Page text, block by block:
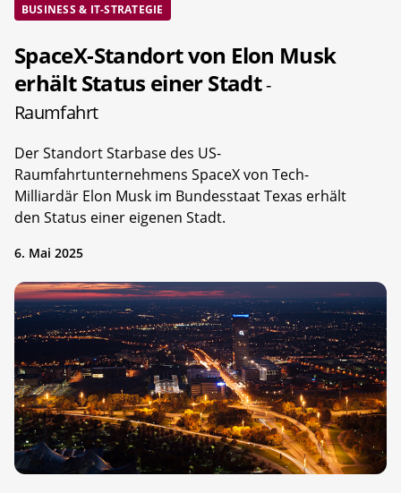
BUSINESS & IT-STRATEGIE
SpaceX-Standort von Elon Musk
erhält Status einer Stadt-
Raumfahrt
Der Standort Starbase des US-
Raumfahrtunternehmens SpaceX von Tech-
Milliardär Elon Musk im Bundesstaat Texas erhält
den Status einer eigenen Stadt.
6. Mai 2025